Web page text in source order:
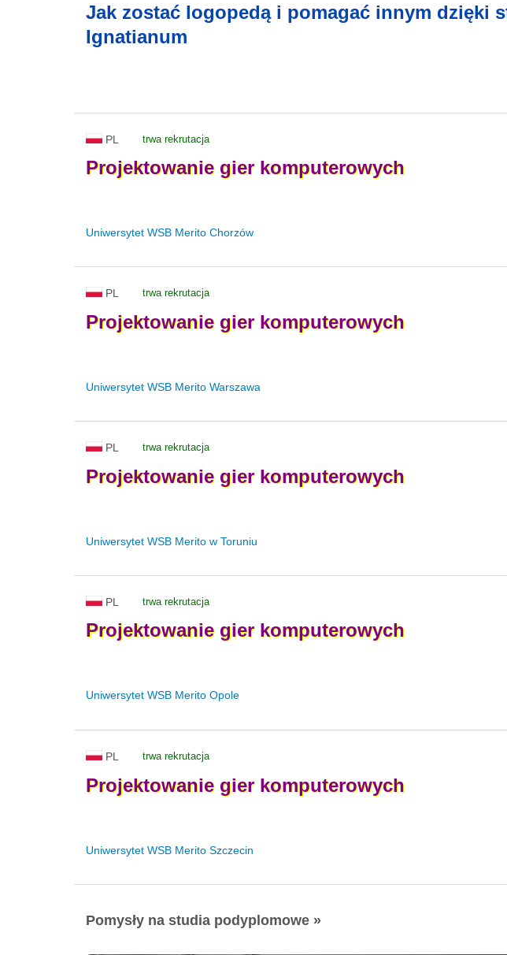
Jak zostać logopedą i pomagać innym dzięki
Ignatianum
PL trwa rekrutacja
Projektowanie gier komputerowych
Uniwersytet WSB Merito Chorzów
PL trwa rekrutacja
Projektowanie gier komputerowych
Uniwersytet WSB Merito Warszawa
PL trwa rekrutacja
Projektowanie gier komputerowych
Uniwersytet WSB Merito w Toruniu
PL trwa rekrutacja
Projektowanie gier komputerowych
Uniwersytet WSB Merito Opole
PL trwa rekrutacja
Projektowanie gier komputerowych
Uniwersytet WSB Merito Szczecin
Pomysły na studia podyplomowe »